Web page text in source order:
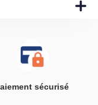
sécurisé